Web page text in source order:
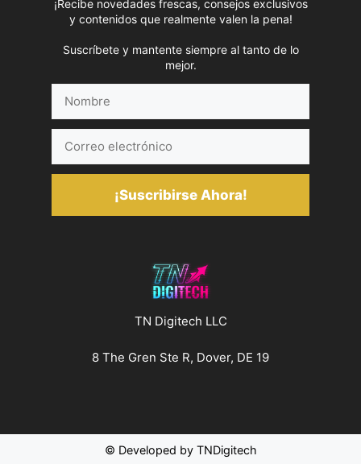
¡Recibe novedades frescas, consejos exclusivos
y contenidos que realmente valen la pena!
Suscríbete y mantente siempre al tanto de lo
mejor.
electrónico
¡Suscribirse Ahora!
TN Digitech LLC
8 The Gren Ste R, Dover, DE 19